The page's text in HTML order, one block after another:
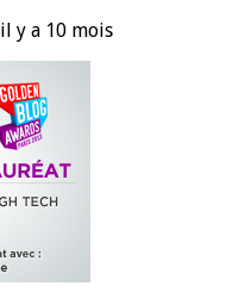
il y a 10 mois